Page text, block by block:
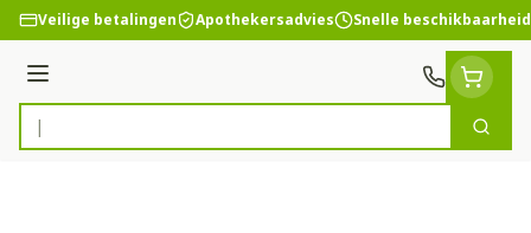
Ga naar de inhoud
Veilige betalingen Apothekersadvies Snelle beschikbaarheid
Menu
Product, merk, categorie...
Zoek